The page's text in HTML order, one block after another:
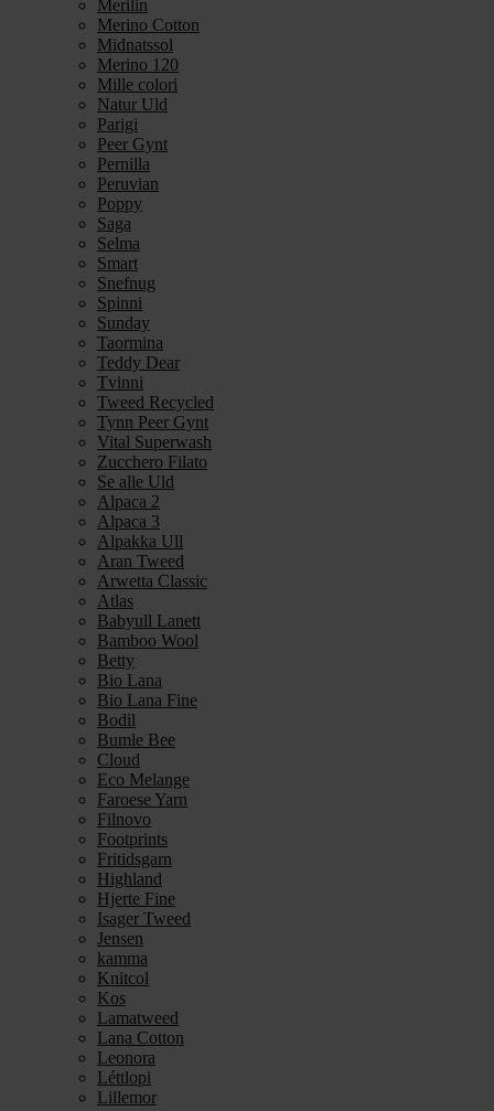
Merilin
Merino Cotton
Midnatssol
Merino 120
Mille colori
Natur Uld
Parigi
Peer Gynt
Pernilla
Peruvian
Poppy
Saga
Selma
Smart
Snefnug
Spinni
Sunday
Taormina
Teddy Dear
Tvinni
Tweed Recycled
Tynn Peer Gynt
Vital Superwash
Zucchero Filato
Se alle Uld
Alpaca 2
Alpaca 3
Alpakka Ull
Aran Tweed
Arwetta Classic
Atlas
Babyull Lanett
Bamboo Wool
Betty
Bio Lana
Bio Lana Fine
Bodil
Bumle Bee
Cloud
Eco Melange
Faroese Yarn
Filnovo
Footprints
Fritidsgarn
Highland
Hjerte Fine
Isager Tweed
Jensen
kamma
Knitcol
Kos
Lamatweed
Lana Cotton
Leonora
Léttlopi
Lillemor